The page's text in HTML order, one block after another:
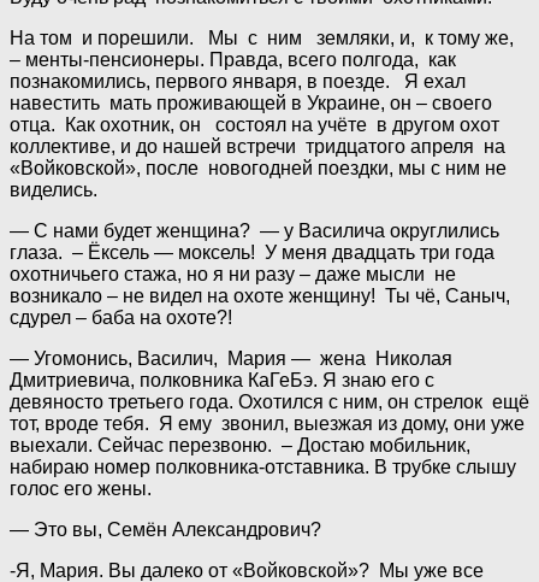
На том и порешили. Мы с ним земляки, и, к тому же,
– менты-пенсионеры. Правда, всего полгода, как
познакомились, первого января, в поезде. Я ехал
навестить мать проживающей в Украине, он – своего
отца. Как охотник, он состоял на учёте в другом охот
коллективе, и до нашей встречи тридцатого апреля на
«Войковской», после новогодней поездки, мы с ним не
виделись.
— С нами будет женщина? — у Василича округлились
глаза. – Ёксель — моксель! У меня двадцать три года
охотничьего стажа, но я ни разу – даже мысли не
возникало – не видел на охоте женщину! Ты чё, Саныч,
сдурел – баба на охоте?!
— Угомонись, Василич, Мария — жена Николая
Дмитриевича, полковника КаГеБэ. Я знаю его с
девяносто третьего года. Охотился с ним, он стрелок ещё
тот, вроде тебя. Я ему звонил, выезжая из дому, они уже
выехали. Сейчас перезвоню. – Достаю мобильник,
набираю номер полковника-отставника. В трубке слышу
голос его жены.
— Это вы, Семён Александрович?
-Я, Мария. Вы далеко от «Войковской»? Мы уже все